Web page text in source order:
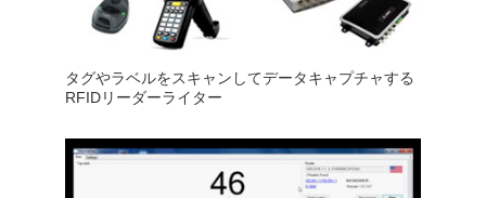
タグやラベルをスキャンしてデータキャプチャする
RFIDリーダーライター